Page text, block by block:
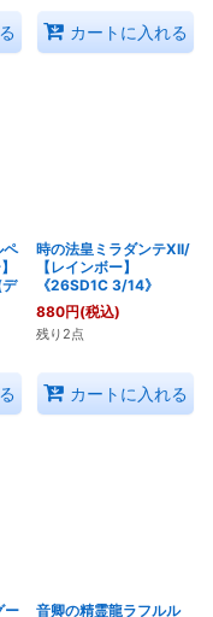
カートに入れる
ペ
時の法皇ミラダンテXII/
【レインボー】
《26SD1C 3/14》
880円(税込)
残り2点
カートに入れる
ー
音卿の精霊龍ラフルル